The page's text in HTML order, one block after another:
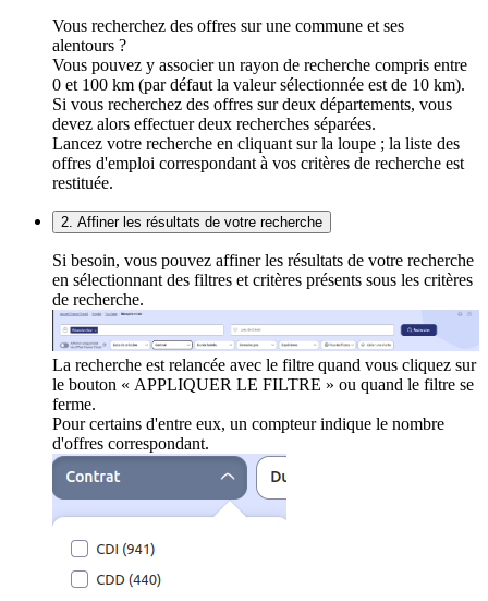
Vous recherchez des offres sur une commune et ses
alentours ?
Vous pouvez y associer un rayon de recherche compris entre
0 et 100 km (par défaut la valeur sélectionnée est de 10 km).
Si vous recherchez des offres sur deux départements, vous
devez alors effectuer deux recherches séparées.
Lancez votre recherche en cliquant sur la loupe ; la liste des
offres d'emploi correspondant à vos critères de recherche est
restituée.
2. Affiner les résultats de votre recherche
Si besoin, vous pouvez affiner les résultats de votre recherche
en sélectionnant des filtres et critères présents sous les critères
de recherche.
La recherche est relancée avec le filtre quand vous cliquez sur
le bouton « APPLIQUER LE FILTRE » ou quand le filtre se
ferme.
Pour certains d'entre eux, un compteur indique le nombre
d'offres correspondant.